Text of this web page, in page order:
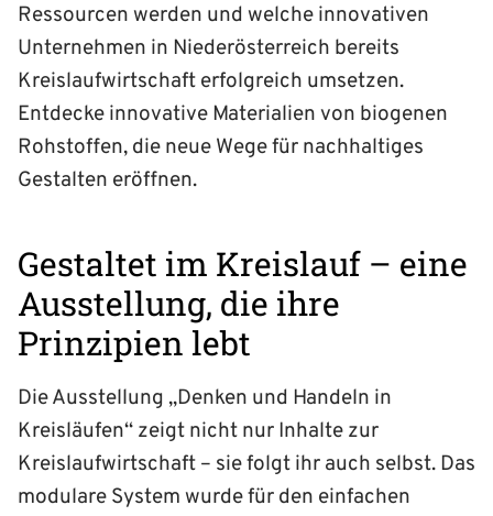
Ressourcen werden und welche innovativen
Unternehmen in Niederösterreich bereits
Kreislaufwirtschaft erfolgreich umsetzen.
Entdecke innovative Materialien von biogenen
Rohstoffen, die neue Wege für nachhaltiges
Gestalten eröffnen.
Gestaltet im Kreislauf – eine
Ausstellung, die ihre
Prinzipien lebt
Die Ausstellung „Denken und Handeln in
Kreisläufen“ zeigt nicht nur Inhalte zur
Kreislaufwirtschaft – sie folgt ihr auch selbst. Das
modulare System wurde für den einfachen